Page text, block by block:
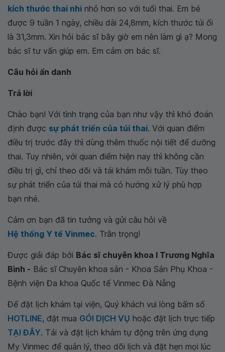
kích thước thai nhi nhỏ hơn so với tuổi thai. Em bé
được 9 tuần 1 ngày, chiều dài 24,8mm, kích thước túi ối
là 31,3mm. Xin hỏi bác sĩ bây giờ em nên làm gì ạ? Mong
bác sĩ tư vấn giúp em. Em cảm ơn bác sĩ.
Câu hỏi ẩn danh
Trả lời
Chào bạn! Với tình trạng của bạn như vậy thì khó đoán
định được sự phát triển của túi thai. Với quan điểm
điều trị trước đây thì dùng thêm thuốc nội tiết để dưỡng
thai. Tuy nhiên, với quan điểm hiện nay thì không cần
điều trị gì, chỉ theo dõi và tái khám mỗi tuần. Tùy theo
sự phát triển của túi thai mà có hướng xử lý phù hợp
bạn nhé.
Cảm ơn bạn đã tin tưởng và gửi câu hỏi về
Hệ thống Y tế Vinmec. Trân trọng!
Được giải đáp bởi Bác sĩ chuyên khoa I Trương Nghĩa
Bình - Bác sĩ Chuyên khoa sản - Khoa Sản Phụ Khoa -
Bệnh viện Đa khoa Quốc tế Vinmec Đà Nẵng
Để đặt lịch khám tại viện, Quý khách vui lòng bấm số
HOTLINE, đặt mua GÓI DỊCH VỤ hoặc đặt lịch trực tiếp
TẠI ĐÂY. Tải và đặt lịch khám tự động trên ứng dụng
My Vinmec để quản lý, theo dõi lịch và đặt hẹn mọi lúc